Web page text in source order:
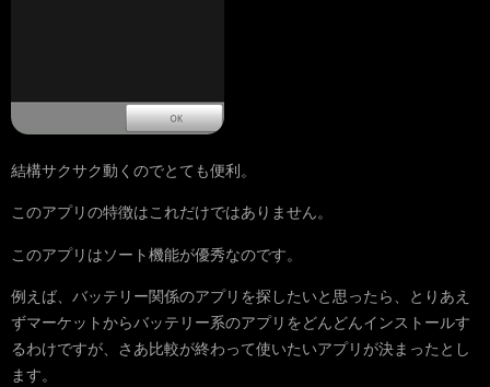
結構サクサク動くのでとても便利。
このアプリの特徴はこれだけではありません。
このアプリはソート機能が優秀なのです。
例えば、バッテリー関係のアプリを探したいと思ったら、とりあえ
ずマーケットからバッテリー系のアプリをどんどんインストールす
るわけですが、さあ比較が終わって使いたいアプリが決まったとし
ます。